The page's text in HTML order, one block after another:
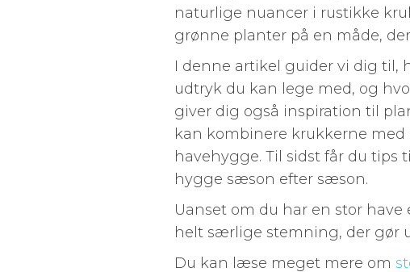
naturlige nuancer i rustikke
grønne planter på en måde,
I denne artikel guider vi dig til,
udtryk du kan lege med, og
giver dig også inspiration til
kan kombinere krukkerne med
havehygge. Til sidst får du tips
hygge sæson efter sæson.
Uanset om du har en stor
helt særlige stemning, der gør
Du kan læse meget mere om